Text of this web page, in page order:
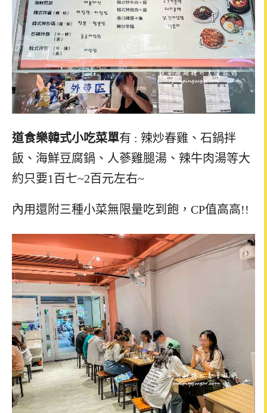
道食樂韓式小吃菜單有 : 辣炒春雞、石鍋拌
飯、海鮮豆腐鍋、人蔘雞腿湯、辣牛肉湯等大
約只要1百七~2百元左右~
內用還附三種小菜無限量吃到飽，CP值高高!!